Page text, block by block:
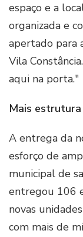
espaço e a
organizada e
apertado para
Vila
aqui na porta."
Mais
A entrega da
esforço de
municipal de
entregou 106
novas
com mais de